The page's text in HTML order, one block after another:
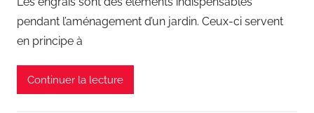
pendant l’aménagement d’un jardin. Ceux-ci servent
en principe à
Continuer la lecture